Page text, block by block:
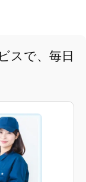
スで、毎日